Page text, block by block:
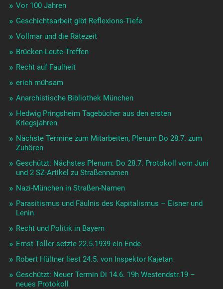
Vor 100 Jahren
Geschichtsarbeit gibt Reflexions-Tiefe
Vollmar und die Rätezeit
Brücken-Leute-Treffen
Recht auf Faulheit
erich mühsam
Anarchistische Bibliothek München
Hedwig Pringsheim Tagebücher aus den ersten
Kriegsjahren
Nächste Termine zum Mitarbeiten, Plenum Do 28.7. zum
Zuhören
Geschützt: Nächstes Plenum: Do 28.7. Protokoll vom Juni
und 2 SZ-Artikel zu Straßennamen
Nazi-München in Straßen-Namen
Parasitismus und Fäulnis des Kapitalismus – Eisner und
Lenin
Recht und Politik in Bayern
Ernst Toller setzte 22.5.1939 ein Ende
Robert Hültner liest 24.5. von Inspektor Kajetan
Geschützt: Neuer Termin Di 14.6. 19h Westendstr.19 –
neues Protokoll